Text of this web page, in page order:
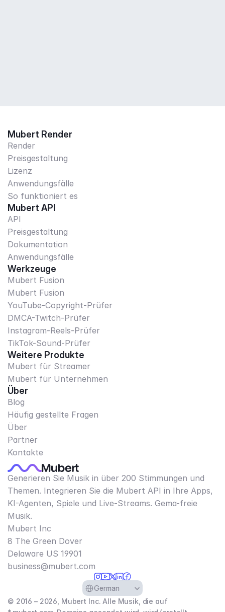
Mubert Render
Render
Preisgestaltung
Lizenz
Anwendungsfälle
So funktioniert es
Mubert API
API
Preisgestaltung
Dokumentation
Anwendungsfälle
Werkzeuge
Mubert Fusion
Mubert Fusion
YouTube-Copyright-Prüfer
DMCA-Twitch-Prüfer
Instagram-Reels-Prüfer
TikTok-Sound-Prüfer
Weitere Produkte
Mubert für Streamer
Mubert für Unternehmen
Über
Blog
Häufig gestellte Fragen
Über
Partner
Kontakte
Generieren Sie Musik in über 200 Stimmungen und
Themen. Integrieren Sie die Mubert API in Ihre Apps,
KI-Agenten, Spiele und Live-Streams. Gema-freie
Musik.
Mubert Inc
8 The Green Dover
Delaware US 19901​
business@mubert.com
Select Language
German
© 2016 – 2026, Mubert Inc. Alle Musik, die auf